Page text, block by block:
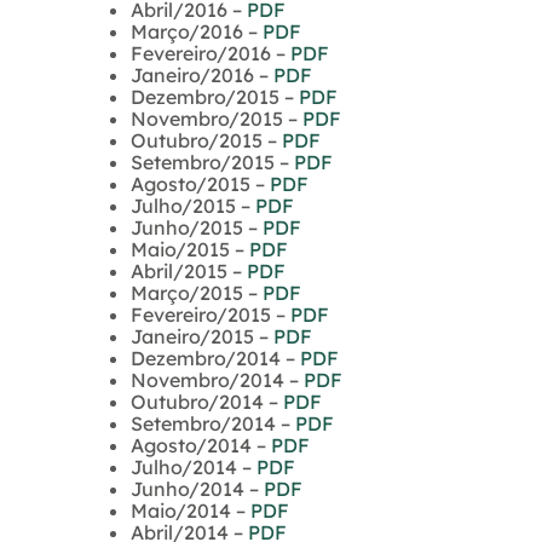
Abril/2016 – PDF
Março/2016 – PDF
Fevereiro/2016 – PDF
Janeiro/2016 – PDF
Dezembro/2015 – PDF
Novembro/2015 – PDF
Outubro/2015 – PDF
Setembro/2015 – PDF
Agosto/2015 – PDF
Julho/2015 – PDF
Junho/2015 – PDF
Maio/2015 – PDF
Abril/2015 – PDF
Março/2015 – PDF
Fevereiro/2015 – PDF
Janeiro/2015 – PDF
Dezembro/2014 – PDF
Novembro/2014 – PDF
Outubro/2014 – PDF
Setembro/2014 – PDF
Agosto/2014 – PDF
Julho/2014 – PDF
Junho/2014 – PDF
Maio/2014 – PDF
Abril/2014 – PDF